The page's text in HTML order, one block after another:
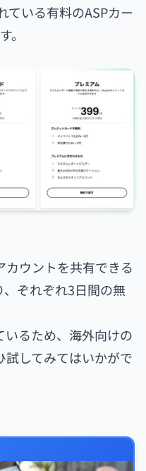
ている有料のASPカー
。
カウントを共有できる
ぞれぞれ3日間の無
るため、海外向けの
試してみてはいかがで